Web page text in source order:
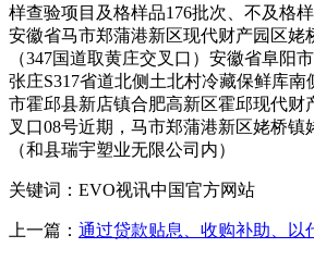
样查验项目及格样品176批次、不及格
安徽省马市郑蒲港新区现代财产园区姥
（347国道取黄庄交叉口）安徽省阜阳
张庄S317省道北侧土北村冷藏保鲜库
市霍邱县新店镇合肥高新区霍邱现代财
叉口08号近期，马市郑蒲港新区姥桥镇
（和县瑞宇塑业无限公司内）
关键词：EVO视讯中国官方网站
上一篇： 通过贷款贴息、收购补助、以